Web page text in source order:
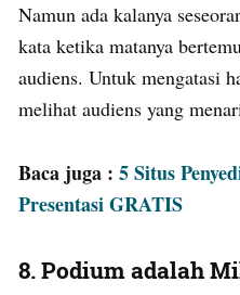
Namun ada kalanya
kata ketika matanya
audiens. Untuk mengatasi
melihat audiens yang
Baca juga : 5 Situs
Presentasi GRATIS
8. Podium adalah